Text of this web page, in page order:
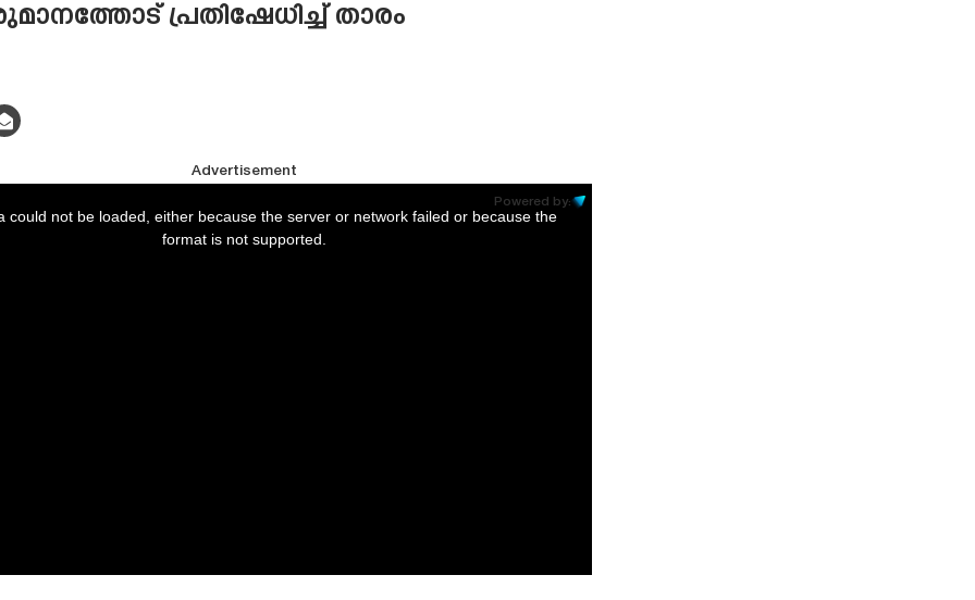
പ്രതിഷേധിച്ച് താരം
Advertisement
Powered by:
could not be loaded, either because the server or network failed or because the
format is not supported.